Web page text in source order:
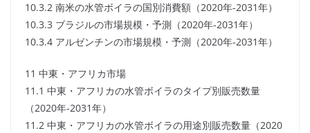
10.3.2 南米の水管ボイラの国別消費額（2020年-2031年）
10.3.3 ブラジルの市場規模・予測（2020年-2031年）
10.3.4 アルゼンチンの市場規模・予測（2020年-2031年）
11 中東・アフリカ市場
11.1 中東・アフリカの水管ボイラのタイプ別販売数量
（2020年-2031年）
11.2 中東・アフリカの水管ボイラの用途別販売数量（2020